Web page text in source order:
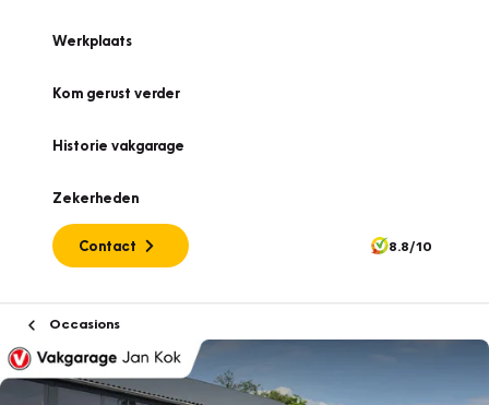
Werkplaats
Kom gerust verder
Historie vakgarage
Zekerheden
Contact 8.8/10
Occasions